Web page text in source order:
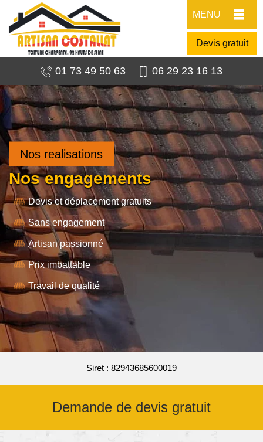
MENU
Devis gratuit
01 73 49 50 63 06 29 23 16 13
Nos realisations
Nos engagements
Devis et déplacement gratuits
Sans engagement
Artisan passionné
Prix imbattable
Travail de qualité
Siret : 82943685600019
Demande de devis gratuit